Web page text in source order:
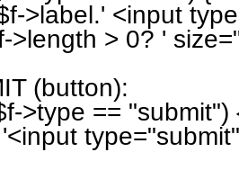
->label.' <input
->length > 0? '
(button):
->type == "submit")
'<input